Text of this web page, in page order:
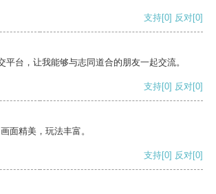
支持[0] 反对[0]
平台，让我能够与志同道合的朋友一起交流。
支持[0] 反对[0]
面精美，玩法丰富。
支持[0] 反对[0]